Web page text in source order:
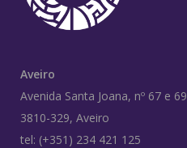
Aveiro
Avenida Santa Joana, nº 67 e 69
3810-329, Aveiro
tel: (+351) 234 421 125